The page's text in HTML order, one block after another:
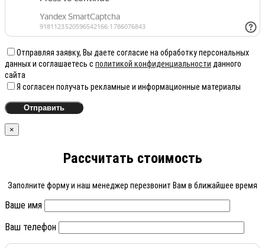
Отправляя заявку, Вы даете согласие на обработку персональных
данных и соглашаетесь с политикой конфиденциальности данного
сайта
Я согласен получать рекламные и информационные материалы
×
Рассчитать стоимость
Заполните форму и наш менеджер перезвонит Вам в ближайшее время
Ваше имя
Ваш телефон